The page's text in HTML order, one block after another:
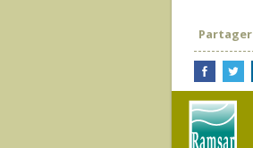
Partager